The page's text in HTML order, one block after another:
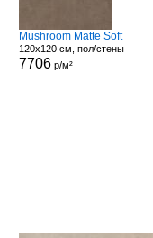
Mushroom Matte Soft
120x120 см, пол/стены
7706р/м²